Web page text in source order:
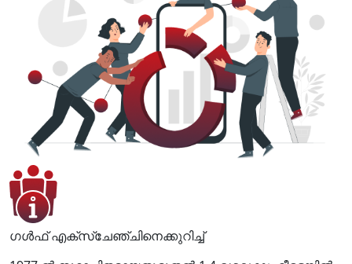
ഗൾഫ് എക്സ്ചേഞ്ചിനെക്കുറിച്ച്